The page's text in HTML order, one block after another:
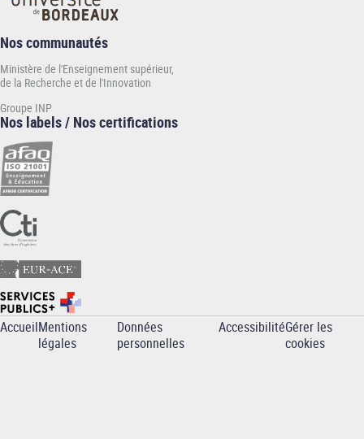
Nos communautés
Ministère de l'Enseignement supérieur,
de la Recherche et de l'Innovation
Groupe INP
Nos labels / Nos certifications
AccueilMentions
légales
Données
personnelles
AccessibilitéGérer les
cookies